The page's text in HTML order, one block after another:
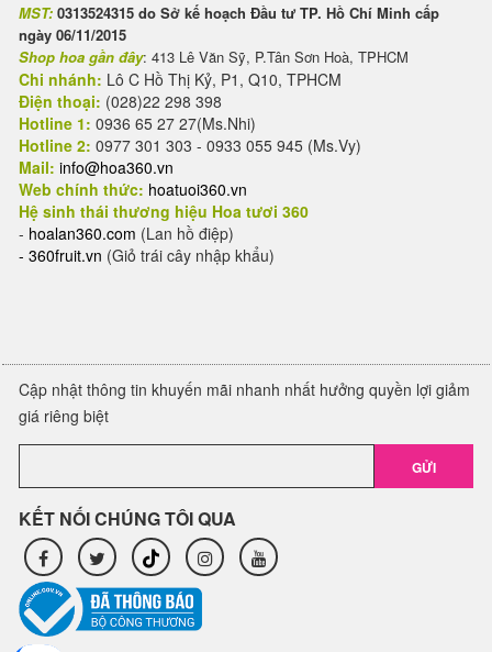
MST: 0313524315 do Sở kế hoạch Đầu tư TP. Hồ Chí Minh cấp
ngày 06/11/2015
Shop hoa gần đây: 413 Lê Văn Sỹ, P.Tân Sơn Hoà, TPHCM
Chi nhánh: Lô C Hồ Thị Kỷ, P1, Q10, TPHCM
Điện thoại: (028)22 298 398
Hotline 1: 0936 65 27 27(Ms.Nhi)
Hotline 2: 0977 301 303 - 0933 055 945 (Ms.Vy)
Mail: info@hoa360.vn
Web chính thức: hoatuoi360.vn
Hệ sinh thái thương hiệu Hoa tươi 360
- hoalan360.com (Lan hồ điệp)
- 360fruit.vn (Giỏ trái cây nhập khẩu)
Cập nhật thông tin khuyến mãi nhanh nhất hưởng quyền lợi giảm
giá riêng biệt
GỬI
KẾT NỐI CHÚNG TÔI QUA